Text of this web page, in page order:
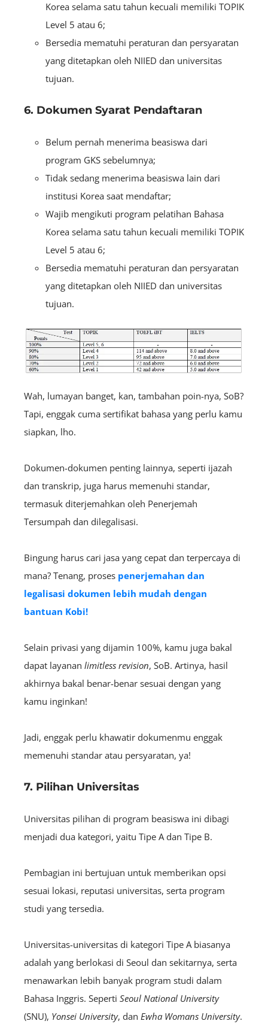
Korea selama satu tahun kecuali memiliki TOPIK
Level 5 atau 6;
Bersedia mematuhi peraturan dan persyaratan
yang ditetapkan oleh NIIED dan universitas
tujuan.
6. Dokumen Syarat Pendaftaran
Belum pernah menerima beasiswa dari
program GKS sebelumnya;
Tidak sedang menerima beasiswa lain dari
institusi Korea saat mendaftar;
Wajib mengikuti program pelatihan Bahasa
Korea selama satu tahun kecuali memiliki TOPIK
Level 5 atau 6;
Bersedia mematuhi peraturan dan persyaratan
yang ditetapkan oleh NIIED dan universitas
tujuan.
Wah, lumayan banget, kan, tambahan poin-nya, SoB?
Tapi, enggak cuma sertifikat bahasa yang perlu kamu
siapkan, lho.
Dokumen-dokumen penting lainnya, seperti ijazah
dan transkrip, juga harus memenuhi standar,
termasuk diterjemahkan oleh Penerjemah
Tersumpah dan dilegalisasi.
Bingung harus cari jasa yang cepat dan terpercaya di
mana? Tenang, proses penerjemahan dan
legalisasi dokumen lebih mudah dengan
bantuan Kobi!
Selain privasi yang dijamin 100%, kamu juga bakal
dapat layanan limitless revision, SoB. Artinya, hasil
akhirnya bakal benar-benar sesuai dengan yang
kamu inginkan!
Jadi, enggak perlu khawatir dokumenmu enggak
memenuhi standar atau persyaratan, ya!
7. Pilihan Universitas
Universitas pilihan di program beasiswa ini dibagi
menjadi dua kategori, yaitu Tipe A dan Tipe B.
Pembagian ini bertujuan untuk memberikan opsi
sesuai lokasi, reputasi universitas, serta program
studi yang tersedia.
Universitas-universitas di kategori Tipe A biasanya
adalah yang berlokasi di Seoul dan sekitarnya, serta
menawarkan lebih banyak program studi dalam
Bahasa Inggris. Seperti Seoul National University
(SNU), Yonsei University, dan Ewha Womans University.